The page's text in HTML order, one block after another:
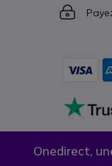
Icon
Onedirect,